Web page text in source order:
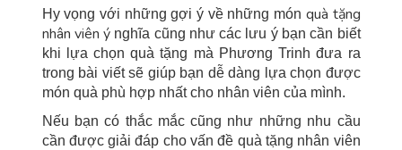
Hy vọng với những gợi ý về những món quà tặng
nhân viên ý nghĩa cũng như các lưu ý bạn cần biết
khi lựa chọn quà tặng mà Phương Trinh đưa ra
trong bài viết sẽ giúp bạn dễ dàng lựa chọn được
món quà phù hợp nhất cho nhân viên của mình.
Nếu bạn có thắc mắc cũng như những nhu cầu
cần được giải đáp cho vấn đề quà tặng nhân viên